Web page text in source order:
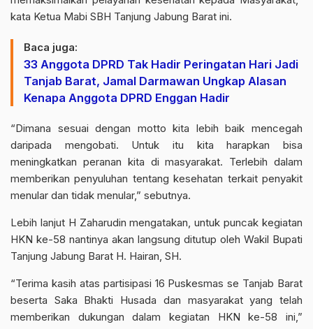
kata Ketua Mabi SBH Tanjung Jabung Barat ini.
Baca juga:
33 Anggota DPRD Tak Hadir Peringatan Hari Jadi
Tanjab Barat, Jamal Darmawan Ungkap Alasan
Kenapa Anggota DPRD Enggan Hadir
“Dimana sesuai dengan motto kita lebih baik mencegah
daripada mengobati. Untuk itu kita harapkan bisa
meningkatkan peranan kita di masyarakat. Terlebih dalam
memberikan penyuluhan tentang kesehatan terkait penyakit
menular dan tidak menular,” sebutnya.
Lebih lanjut H Zaharudin mengatakan, untuk puncak kegiatan
HKN ke-58 nantinya akan langsung ditutup oleh Wakil Bupati
Tanjung Jabung Barat H. Hairan, SH.
“Terima kasih atas partisipasi 16 Puskesmas se Tanjab Barat
beserta Saka Bhakti Husada dan masyarakat yang telah
memberikan dukungan dalam kegiatan HKN ke-58 ini,”